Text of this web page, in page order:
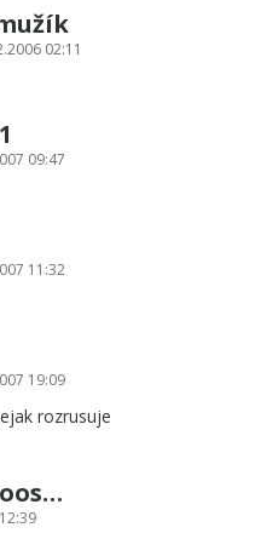
02:11
09:47
11:32
19:09
rozrusuje
Mr.Absolutfotolooser.artkiller